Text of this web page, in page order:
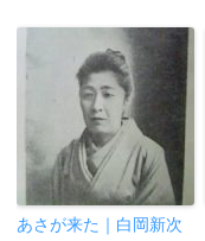
あさが来た｜白岡新次